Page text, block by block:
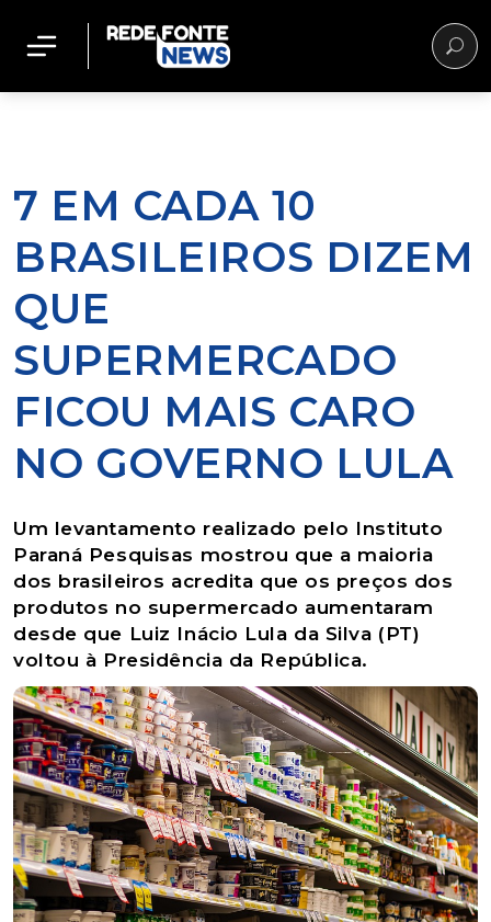
7 EM CADA 10
BRASILEIROS DIZEM
QUE
SUPERMERCADO
FICOU MAIS CARO
NO GOVERNO LULA
Um levantamento realizado pelo Instituto
Paraná Pesquisas mostrou que a maioria
dos brasileiros acredita que os preços dos
produtos no supermercado aumentaram
desde que Luiz Inácio Lula da Silva (PT)
voltou à Presidência da República.